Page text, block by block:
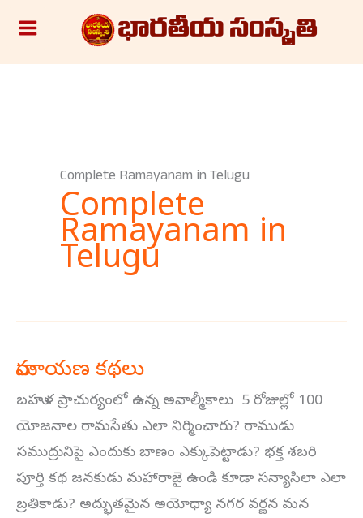
Complete Ramayanam in Telugu
Complete
Ramayanam in
Telugu
రామాయణ కథలు
బహుళ ప్రాచుర్యంలో ఉన్న అవాల్మీకాలు 5 రోజుల్లో 100
యోజనాల రామసేతు ఎలా నిర్మించారు? రాముడు
సముద్రునిపై ఎందుకు బాణం ఎక్కుపెట్టాడు? భక్త శబరి
పూర్తి కథ జనకుడు మహారాజై ఉండి కూడా సన్యాసిలా ఎలా
బ్రతికాడు? అద్భుతమైన అయోధ్యా నగర వర్ణన మన
రామాయణ
కథలు
e
a